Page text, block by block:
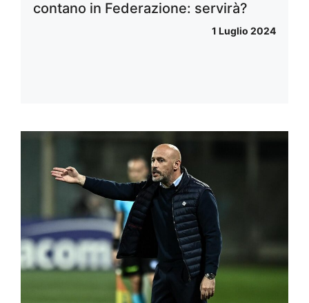
contano in Federazione: servirà?
1 Luglio 2024